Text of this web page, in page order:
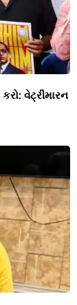
વેટ્રીમારન